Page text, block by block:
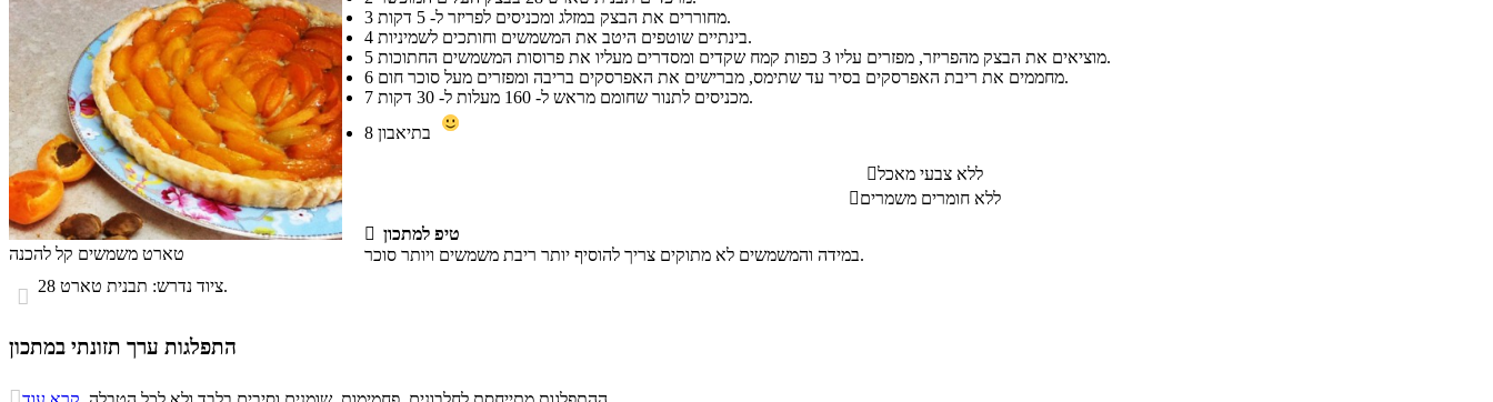
טארט משמשים קל להכנה
3
מחוררים את הבצק במזלג ומכניסים לפריזר ל- 5 דקות.
4
בינתיים שוטפים היטב את המשמשים וחותכים לשמיניות.
5
מוציאים את הבצק מהפריזר, מפזרים עליו 3 כפות קמח שקדים ומסדרים מעליו את פרוסות המשמשים החתוכות.
6
מחממים את ריבת האפרסקים בסיר עד שתימס, מברישים את האפרסקים בריבה ומפזרים מעל סוכר חום.
7
מכניסים לתנור שחומם מראש ל- 160 מעלות ל- 30 דקות.
8
ללא צבעי מאכל
ללא חומרים משמרים
 טיפ למתכון
במידה והמשמשים לא מתוקים צריך להוסיף יותר ריבת משמשים ויותר סוכר.
 ציוד נדרש: תבנית טארט 28.
התפלגות ערך תזונתי במתכון
התפלגות ערך תזונתי במתכון